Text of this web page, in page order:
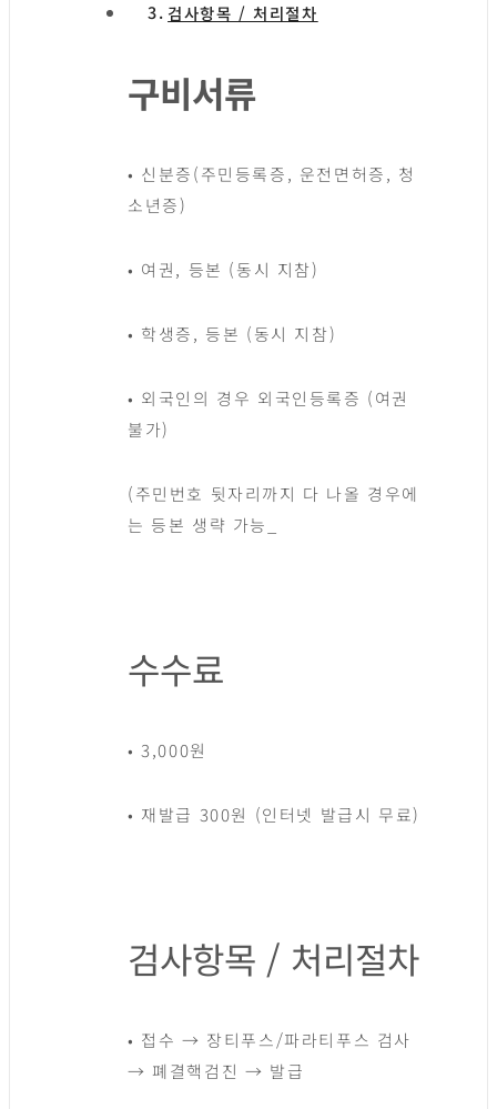
검사항목 / 처리절차
구비서류
• 신분증(주민등록증, 운전면허증, 청
소년증)
• 여권, 등본 (동시 지참)
• 학생증, 등본 (동시 지참)
• 외국인의 경우 외국인등록증 (여권
불가)
(주민번호 뒷자리까지 다 나올 경우에
는 등본 생략 가능_
수수료
• 3,000원
• 재발급 300원 (인터넷 발급시 무료)
검사항목 / 처리절차
• 접수 → 장티푸스/파라티푸스 검사
→ 폐결핵검진 → 발급